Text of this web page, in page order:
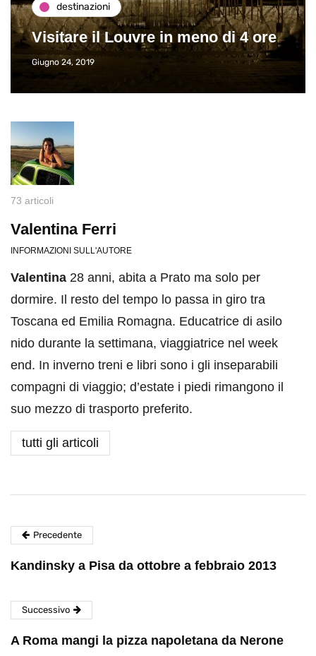
destinazioni
Visitare il Louvre in meno di 4 ore
Giugno 24, 2019
73 articoli
Valentina Ferri
INFORMAZIONI SULL'AUTORE
Valentina 28 anni, abita a Prato ma solo per
dormire. Il resto del tempo lo passa in giro tra
Toscana ed Emilia Romagna. Educatrice di asilo
nido durante la settimana, viaggiatrice nel week
end. In inverno treni e libri sono i gli inseparabili
compagni di viaggio; d’estate i piedi rimangono il
suo mezzo di trasporto preferito.
tutti gli articoli
Precedente
Kandinsky a Pisa da ottobre a febbraio 2013
Successivo
A Roma mangi la pizza napoletana da Nerone